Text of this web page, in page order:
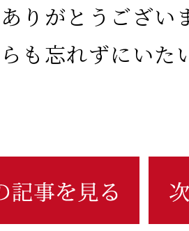
りがとうござい
も忘れずにいた